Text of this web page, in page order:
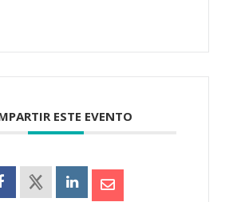
ESTE EVENTO